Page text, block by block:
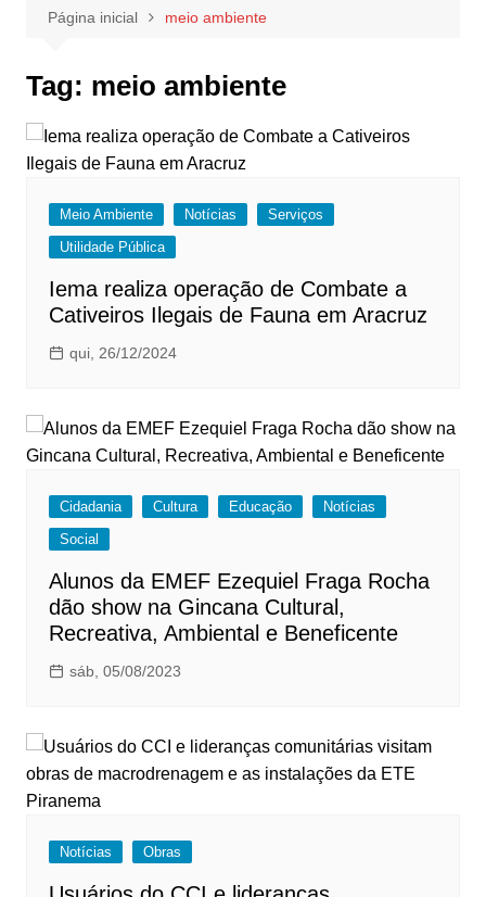
Página inicial meio ambiente
Tag: meio ambiente
Meio Ambiente Notícias
Serviços
Utilidade Pública
Iema realiza operação de Combate a
Cativeiros Ilegais de Fauna em Aracruz
qui, 26/12/2024
Cidadania Cultura Educação
Notícias
Social
Alunos da EMEF Ezequiel Fraga Rocha
dão show na Gincana Cultural,
Recreativa, Ambiental e Beneficente
sáb, 05/08/2023
Notícias Obras